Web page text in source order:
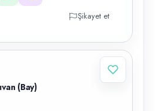
Şikayet et
(Bay)